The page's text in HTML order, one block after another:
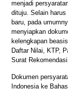
menjadi
dituju. Selain
baru, pada
menyiapkan
kelengkapan
Daftar Nilai, KTP,
Surat
Dokumen
Indonesia ke